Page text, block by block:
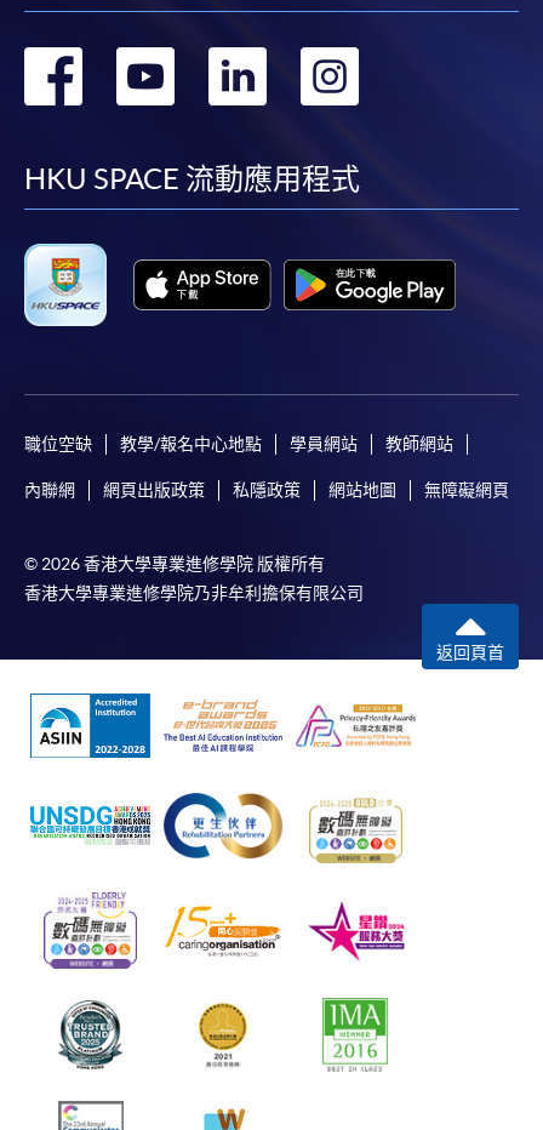
轉
facebook
轉
youtube
轉
linkedin
HKU SPACE 流動應用程式
職位空缺 教學/報名中心地點 學員網站 教師網站
內聯網 網頁出版政策 私隱政策 網站地圖 無障礙網頁
© 2026 香港大學專業進修學院 版權所有
香港大學專業進修學院乃非牟利擔保有限公司
返回頁首